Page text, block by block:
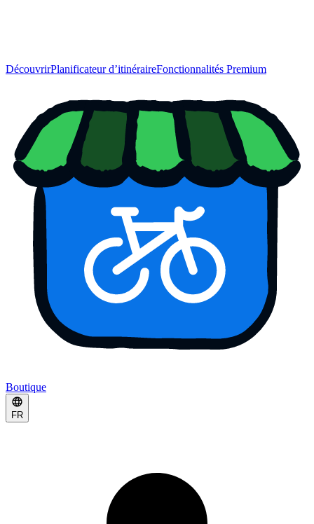
DécouvrirPlanificateur d’itinéraireFonctionnalités Premium
Boutique
FR